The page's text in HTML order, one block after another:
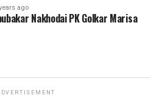
ago
Nakhodai PK Golkar Marisa